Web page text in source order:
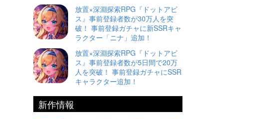
放置×深淵探索RPG『ドットアビ
ス』事前登録者数が30万人を突
破！ 事前登録ガチャに新SSRキャ
ラクター「ニナ」追加！
放置×深淵探索RPG『ドットアビ
ス』事前登録者数が5日間で20万
人を突破！ 事前登録ガチャにSSR
キャラクター追加！
新作情報